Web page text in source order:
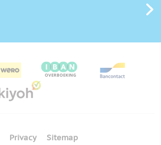
Privacy Sitemap